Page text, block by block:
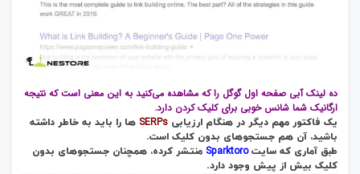
ده لینک آبی صفحه اول گوگل را که مشاهده می‌کنید به این معنی است که نتیجه
ارگانیک شما شانس خوبی برای کلیک کردن دارد.
یک فاکتور مهم دیگر در هنگام ارزیابی SERPs ها را باید به خاطر داشته
باشید، آن هم جستجوهای بدون کلیک است.
طبق آماری که سایتSparktoro منتشر کرده، همچنان جستجوهای بدون
کلیک بیش از پیش وجود دارد.